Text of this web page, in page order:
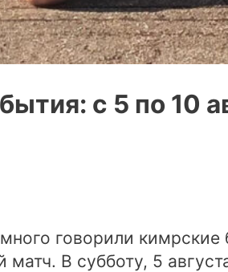
с 5 по 10
говорили
В субботу, 5